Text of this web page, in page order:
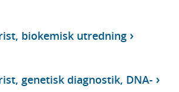
biokemisk utredning
genetisk diagnostik, DNA-